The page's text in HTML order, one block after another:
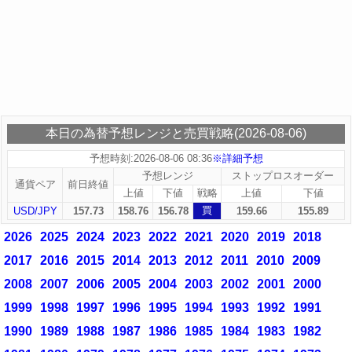
本日の為替予想レンジと売買戦略(2026-08-06)
予想時刻:2026-08-06 08:36※詳細予想
通貨ペア 前日終値
予想レンジ
ストップロスオーダー
上値
下値 戦略 上値
下値
USD/JPY
157.73 158.76 156.78 買 159.66 155.89
2026 2025 2024 2023 2022 2021 2020 2019 2018
2017 2016 2015 2014 2013 2012 2011 2010 2009
2008 2007 2006 2005 2004 2003 2002 2001 2000
1999
1998 1997 1996 1995 1994 1993 1992
1991
1990
1989 1988 1987 1986 1985 1984 1983
1982